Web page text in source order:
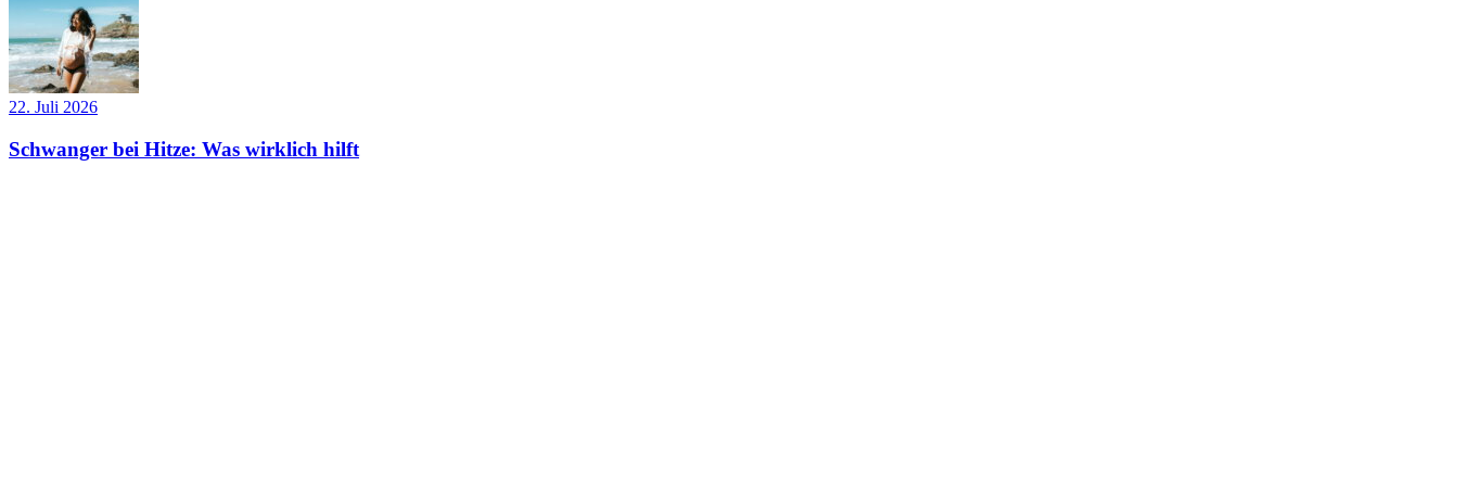
22. Juli 2026
Schwanger bei Hitze: Was wirklich hilft